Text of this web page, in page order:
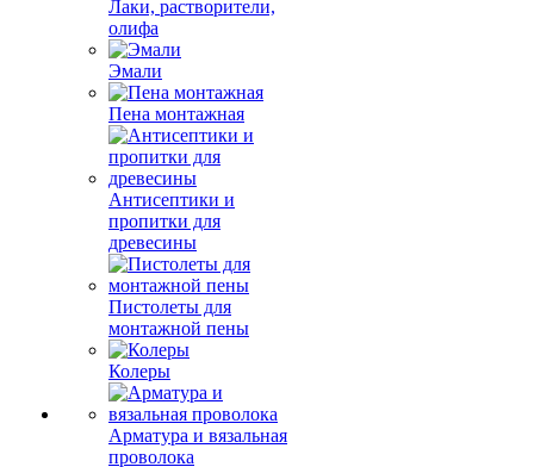
Лаки, растворители,
олифа
Эмали
Пена монтажная
Антисептики и
пропитки для
древесины
Пистолеты для
монтажной пены
Колеры
Арматура и вязальная
проволока